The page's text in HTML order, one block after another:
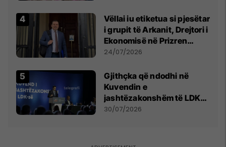
Vëllai iu etiketua si pjesëtar
i grupit të Arkanit, Drejtori i
Ekonomisë në Prizren
mohon pretendimet
24/07/2026
Gjithçka që ndodhi në
Kuvendin e
jashtëzakonshëm të LDK-
së
30/07/2026